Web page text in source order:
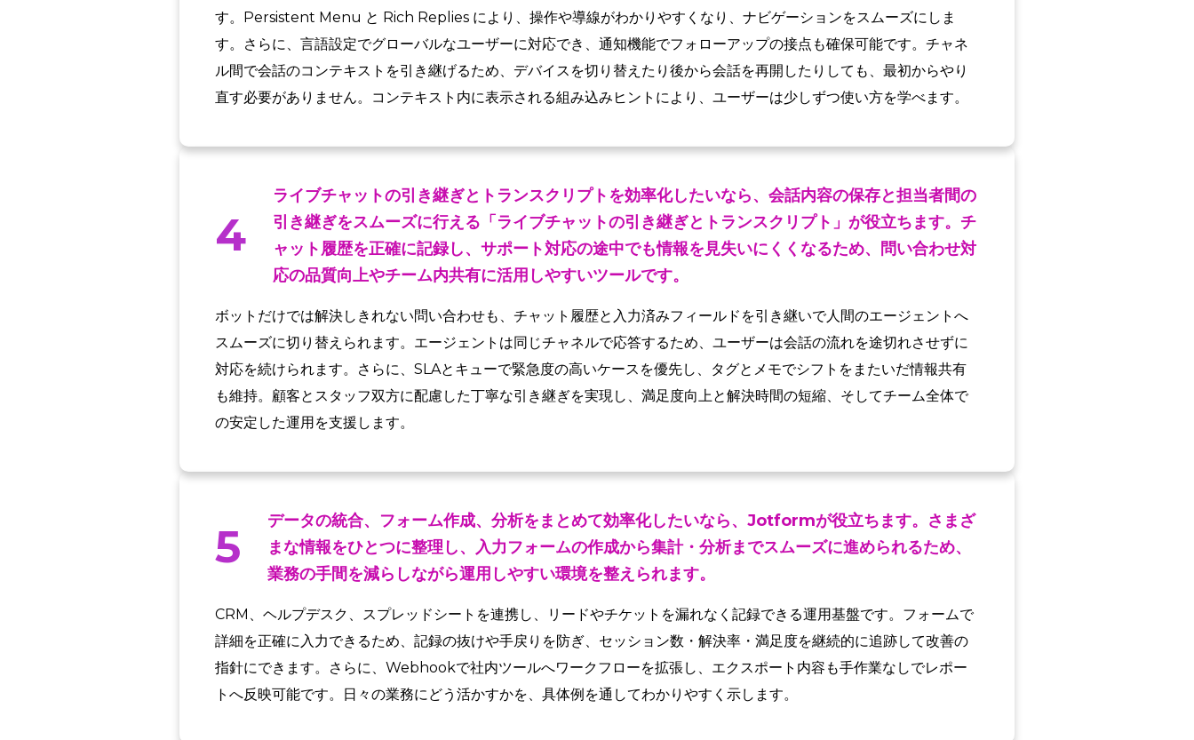
す。Persistent Menu と Rich Replies により、操作や導線がわかりやすくなり、ナビゲーションをスムーズにしま
す。さらに、言語設定でグローバルなユーザーに対応でき、通知機能でフォローアップの接点も確保可能です。チャネ
ル間で会話のコンテキストを引き継げるため、デバイスを切り替えたり後から会話を再開したりしても、最初からやり
直す必要がありません。コンテキスト内に表示される組み込みヒントにより、ユーザーは少しずつ使い方を学べます。
4
ライブチャットの引き継ぎとトランスクリプトを効率化したいなら、会話内容の保存と担当者間の
引き継ぎをスムーズに行える「ライブチャットの引き継ぎとトランスクリプト」が役立ちます。チ
ャット履歴を正確に記録し、サポート対応の途中でも情報を見失いにくくなるため、問い合わせ対
応の品質向上やチーム内共有に活用しやすいツールです。
ボットだけでは解決しきれない問い合わせも、チャット履歴と入力済みフィールドを引き継いで人間のエージェントへ
スムーズに切り替えられます。エージェントは同じチャネルで応答するため、ユーザーは会話の流れを途切れさせずに
対応を続けられます。さらに、SLAとキューで緊急度の高いケースを優先し、タグとメモでシフトをまたいだ情報共有
も維持。顧客とスタッフ双方に配慮した丁寧な引き継ぎを実現し、満足度向上と解決時間の短縮、そしてチーム全体で
の安定した運用を支援します。
5
データの統合、フォーム作成、分析をまとめて効率化したいなら、Jotformが役立ちます。さまざ
まな情報をひとつに整理し、入力フォームの作成から集計・分析までスムーズに進められるため、
業務の手間を減らしながら運用しやすい環境を整えられます。
CRM、ヘルプデスク、スプレッドシートを連携し、リードやチケットを漏れなく記録できる運用基盤です。フォームで
詳細を正確に入力できるため、記録の抜けや手戻りを防ぎ、セッション数・解決率・満足度を継続的に追跡して改善の
指針にできます。さらに、Webhookで社内ツールへワークフローを拡張し、エクスポート内容も手作業なしでレポー
トへ反映可能です。日々の業務にどう活かすかを、具体例を通してわかりやすく示します。